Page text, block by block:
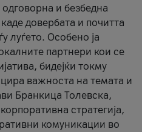
и безбедна
довербата и почитта
луѓето. Особено ја
партнери кои се
бидејќи токму
важноста на темата и
Бранкица Толевска,
стратегија,
комуникации во